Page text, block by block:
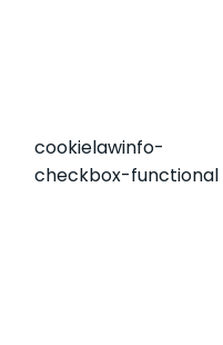
cookielawinfo-
checkbox-functional